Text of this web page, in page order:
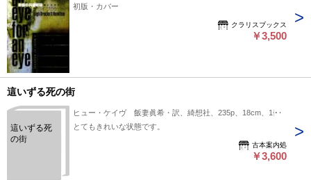
初版・カバー
クラリスブックス
￥3,500
這いずる死の街
這いずる死
の街
ヒュー・ケイヴ 飯妻眞希・訳、綺想社、235p、18cm、1冊
とてもきれいな状態です。
古本案内処
￥3,600